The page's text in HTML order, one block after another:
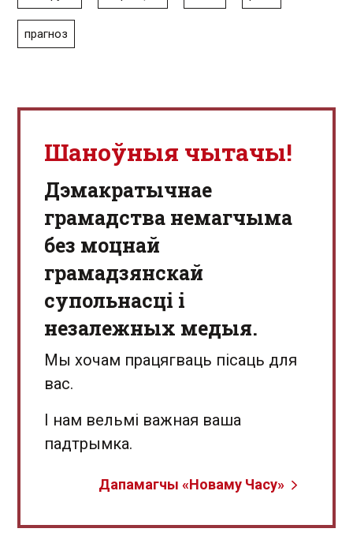
прагноз
Шаноўныя чытачы!
Дэмакратычнае
грамадства немагчыма
без моцнай
грамадзянскай
супольнасці і
незалежных медыя.
Мы хочам працягваць пісаць для
вас.
І нам вельмі важная ваша
падтрымка.
Дапамагчы «Новаму Часу»